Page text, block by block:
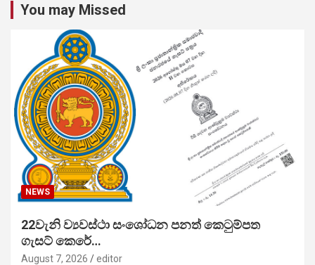
You may Missed
NEWS
22වැනි ව්‍යවස්ථා සංශෝධන පනත් කෙටුම්පත
ගැසට් කෙරේ…
August 7, 2026 editor